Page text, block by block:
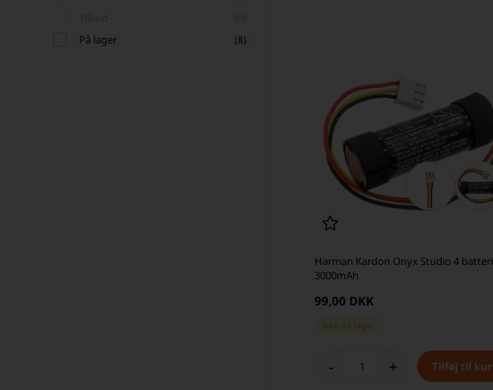
På lager (8)
Harman Kardon Onyx Studio 4 batteri
3000mAh
99,00 DKK
Ikke på lager
- +